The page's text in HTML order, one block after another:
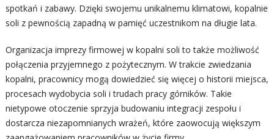
spotkań i zabawy. Dzięki swojemu unikalnemu klimatowi, kopalnie
soli z pewnością zapadną w pamięć uczestnikom na długie lata.
Organizacja imprezy firmowej w kopalni soli to także możliwość
połączenia przyjemnego z pożytecznym. W trakcie zwiedzania
kopalni, pracownicy mogą dowiedzieć się więcej o historii miejsca,
procesach wydobycia soli i trudach pracy górników. Takie
nietypowe otoczenie sprzyja budowaniu integracji zespołu i
dostarcza niezapomnianych wrażeń, które zaowocują większym